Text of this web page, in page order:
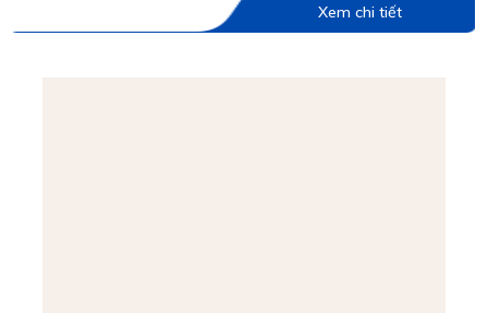
Xem chi tiết